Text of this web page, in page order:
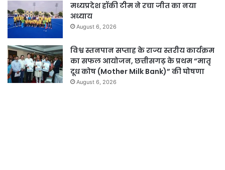
मध्यप्रदेश हॉकी टीम ने रचा जीत का नया
अध्याय
August 6, 2026
विश्व स्तनपान सप्ताह के राज्य स्तरीय कार्यक्रम
का सफल आयोजन, छत्तीसगढ़ के प्रथम “मातृ
दूध कोष (Mother Milk Bank)” की घोषणा
August 6, 2026